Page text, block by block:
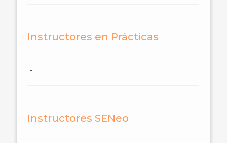
Instructores en Prácticas
-
Instructores SENeo